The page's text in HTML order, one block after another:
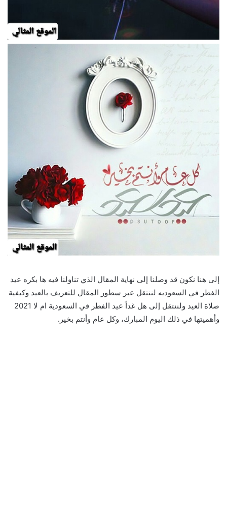
إلى هنا نكون قد وصلنا إلى نهاية المقال الذي تناولنا فيه ها بكره عيد
الفطر في السعوديه لننتقل عبر سطور المقال للتعريف بالعيد وكيفية
صلاة العيد ولننتقل إلى هل غداً عيد الفطر في السعودية ام لا 2021
وأهميتها في ذلك اليوم المبارك، وكل عام وأنتم بخير.